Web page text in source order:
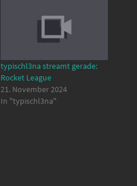
typischl3na streamt gerade:
Rocket League
21. November 2024
In "typischl3na"